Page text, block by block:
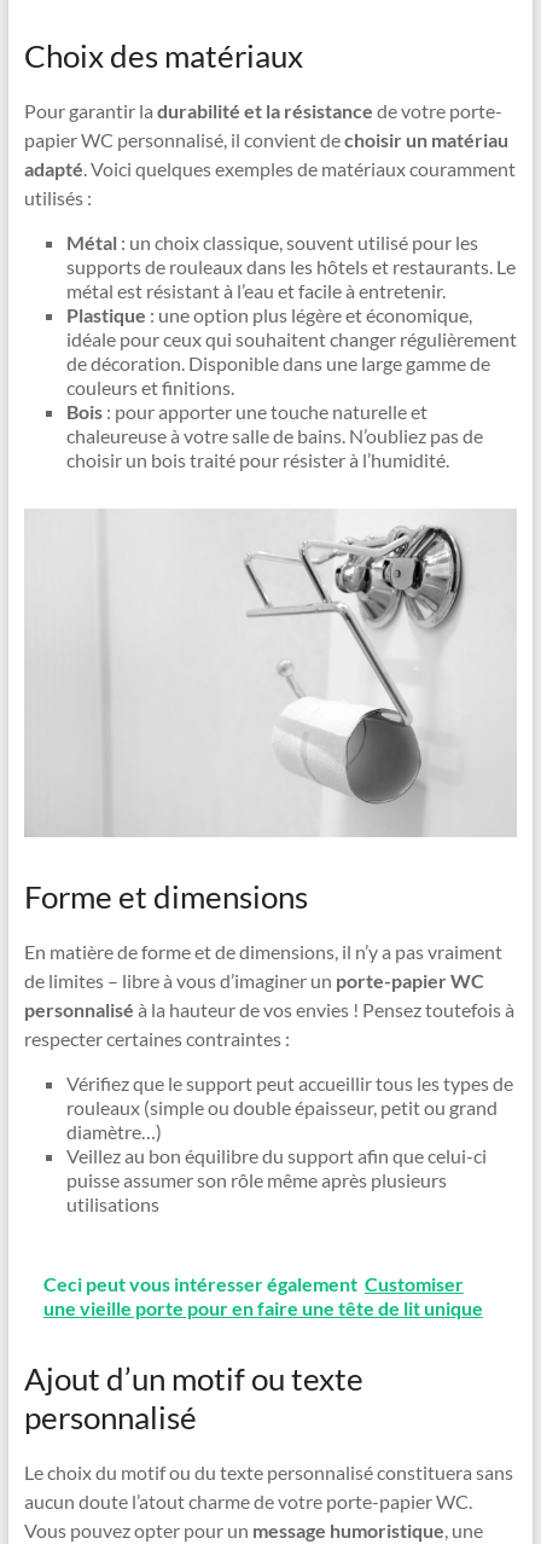
Choix des matériaux
Pour garantir la durabilité et la résistance de votre porte-
papier WC personnalisé, il convient dechoisir un matériau
adapté. Voici quelques exemples de matériaux couramment
utilisés :
Métal: un choix classique, souvent utilisé pour les
supports de rouleaux dans les hôtels et restaurants. Le
métal est résistant à l’eau et facile à entretenir.
Plastique : une option plus légère et économique,
idéale pour ceux qui souhaitent changer régulièrement
de décoration. Disponible dans une large gamme de
couleurs et finitions.
Bois: pour apporter une touche naturelle et
chaleureuse à votre salle de bains. N’oubliez pas de
choisir un bois traité pour résister à l’humidité.
Forme et dimensions
En matière de forme et de dimensions, il n’y a pas vraiment
de limites – libre à vous d’imaginer un porte-papier WC
personnalisé à la hauteur de vos envies ! Pensez toutefois à
respecter certaines contraintes :
Vérifiez que le support peut accueillir tous les types de
rouleaux (simple ou double épaisseur, petit ou grand
diamètre…)
Veillez au bon équilibre du support afin que celui-ci
puisse assumer son rôle même après plusieurs
utilisations
Ceci peut vous intéresser également Customiser
une vieille porte pour en faire une tête de lit unique
Ajout d’un motif ou texte
personnalisé
Le choix du motif ou du texte personnalisé constituera sans
aucun doute l’atout charme de votre porte-papier WC.
Vous pouvez opter pour un message humoristique, une